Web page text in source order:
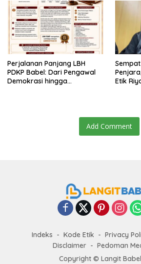
Berkeadilan
Perjalanan Panjang LBH
PDKP Babel: Dari Pengawal
Demokrasi hingga
Etik
Add Comment
Indeks Kode Etik Privacy
Disclaimer
Pedoman
Copyright © Langit Babel